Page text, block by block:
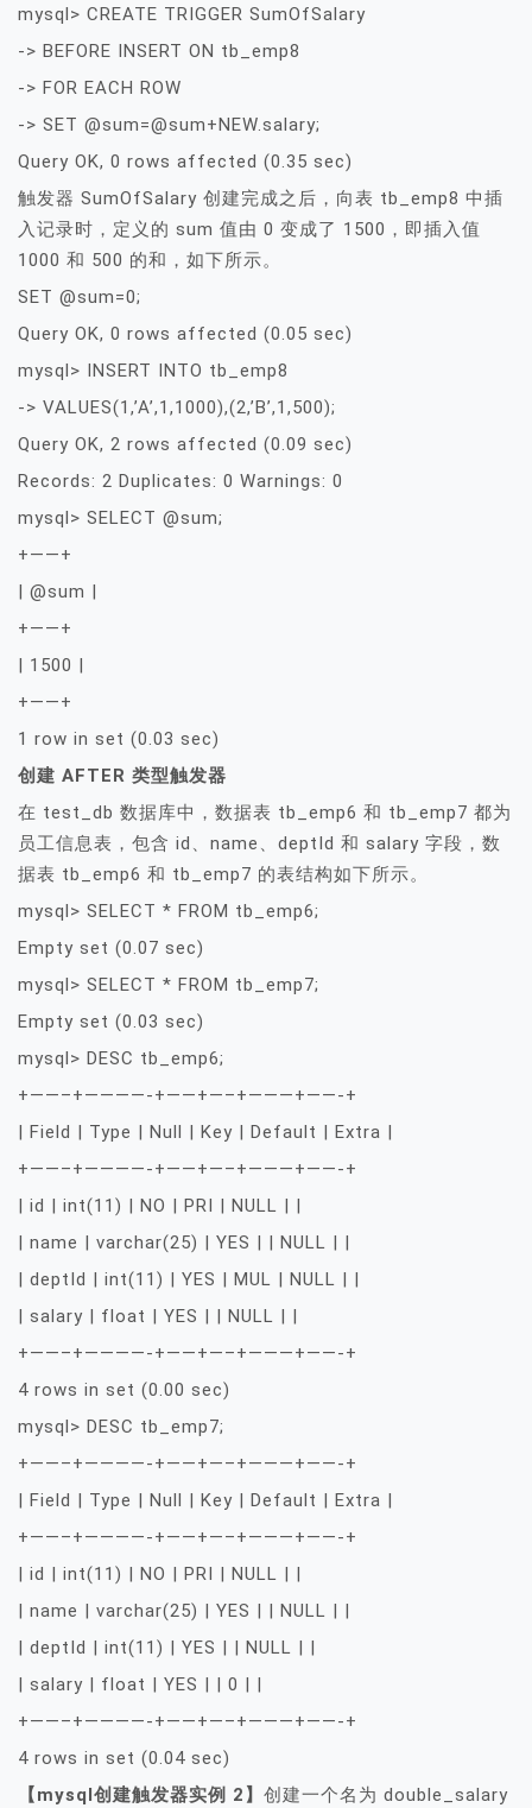
mysql> CREATE TRIGGER SumOfSalary
-> BEFORE INSERT ON tb_emp8
-> FOR EACH ROW
-> SET @sum=@sum+NEW.salary;
Query OK, 0 rows affected (0.35 sec)
触发器 SumOfSalary 创建完成之后，向表 tb_emp8 中插
入记录时，定义的 sum 值由 0 变成了 1500，即插入值
1000 和 500 的和，如下所示。
SET @sum=0;
Query OK, 0 rows affected (0.05 sec)
mysql> INSERT INTO tb_emp8
-> VALUES(1,’A’,1,1000),(2,’B’,1,500);
Query OK, 2 rows affected (0.09 sec)
Records: 2 Duplicates: 0 Warnings: 0
mysql> SELECT @sum;
+——+
| @sum |
+——+
| 1500 |
+——+
1 row in set (0.03 sec)
创建 AFTER 类型触发器
在 test_db 数据库中，数据表 tb_emp6 和 tb_emp7 都为
员工信息表，包含 id、name、deptId 和 salary 字段，数
据表 tb_emp6 和 tb_emp7 的表结构如下所示。
mysql> SELECT * FROM tb_emp6;
Empty set (0.07 sec)
mysql> SELECT * FROM tb_emp7;
Empty set (0.03 sec)
mysql> DESC tb_emp6;
+——–+————-+——+—–+———+——-+
| Field | Type | Null | Key | Default | Extra |
+——–+————-+——+—–+———+——-+
| id | int(11) | NO | PRI | NULL | |
| name | varchar(25) | YES | | NULL | |
| deptId | int(11) | YES | MUL | NULL | |
| salary | float | YES | | NULL | |
+——–+————-+——+—–+———+——-+
4 rows in set (0.00 sec)
mysql> DESC tb_emp7;
+——–+————-+——+—–+———+——-+
| Field | Type | Null | Key | Default | Extra |
+——–+————-+——+—–+———+——-+
| id | int(11) | NO | PRI | NULL | |
| name | varchar(25) | YES | | NULL | |
| deptId | int(11) | YES | | NULL | |
| salary | float | YES | | 0 | |
+——–+————-+——+—–+———+——-+
4 rows in set (0.04 sec)
【mysql创建触发器实例 2】 创建一个名为 double_salary